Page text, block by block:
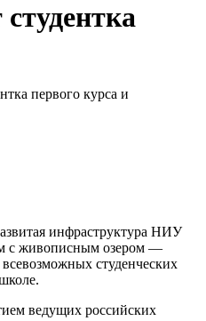
первого курса и
инфраструктура НИУ
с живописным озером —
студенческих
ведущих российских